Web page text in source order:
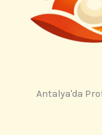
Antalya'da